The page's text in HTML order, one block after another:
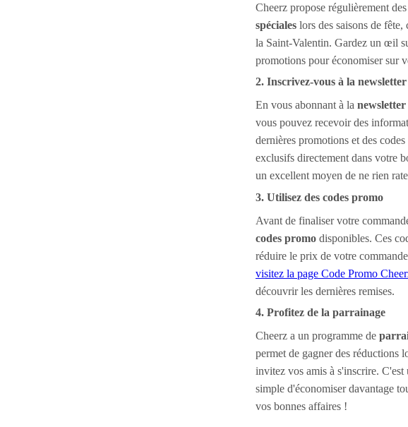
Cheerz propose régulièrement des
spéciales lors des saisons de
la Saint-Valentin. Gardez un œil
promotions pour économiser sur
2. Inscrivez-vous à la newsletter
En vous abonnant à la newsletter
vous pouvez recevoir des
dernières promotions et des
exclusifs directement dans votre
un excellent moyen de ne rien
3. Utilisez des codes promo
Avant de finaliser votre
codes promo disponibles. Ces
réduire le prix de votre
visitez la page Code Promo
découvrir les dernières remises.
4. Profitez de la parrainage
Cheerz a un programme de
permet de gagner des réductions
invitez vos amis à s'inscrire. C'est
simple d'économiser davantage
vos bonnes affaires !